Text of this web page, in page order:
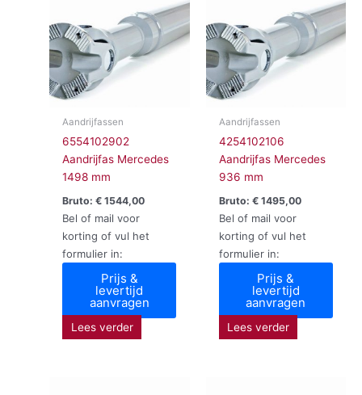
Aandrijfassen
6554102902
Aandrijfas Mercedes
1498 mm
Bruto:€ 1544,00
Bel of mail voor
korting of vul het
formulier in:
Prijs &
levertijd
aanvragen
Lees verder
Aandrijfassen
4254102106
Aandrijfas Mercedes
936 mm
Bruto: €1495,00
Bel of mail voor
korting of vul het
formulier in:
Prijs &
levertijd
aanvragen
Lees verder